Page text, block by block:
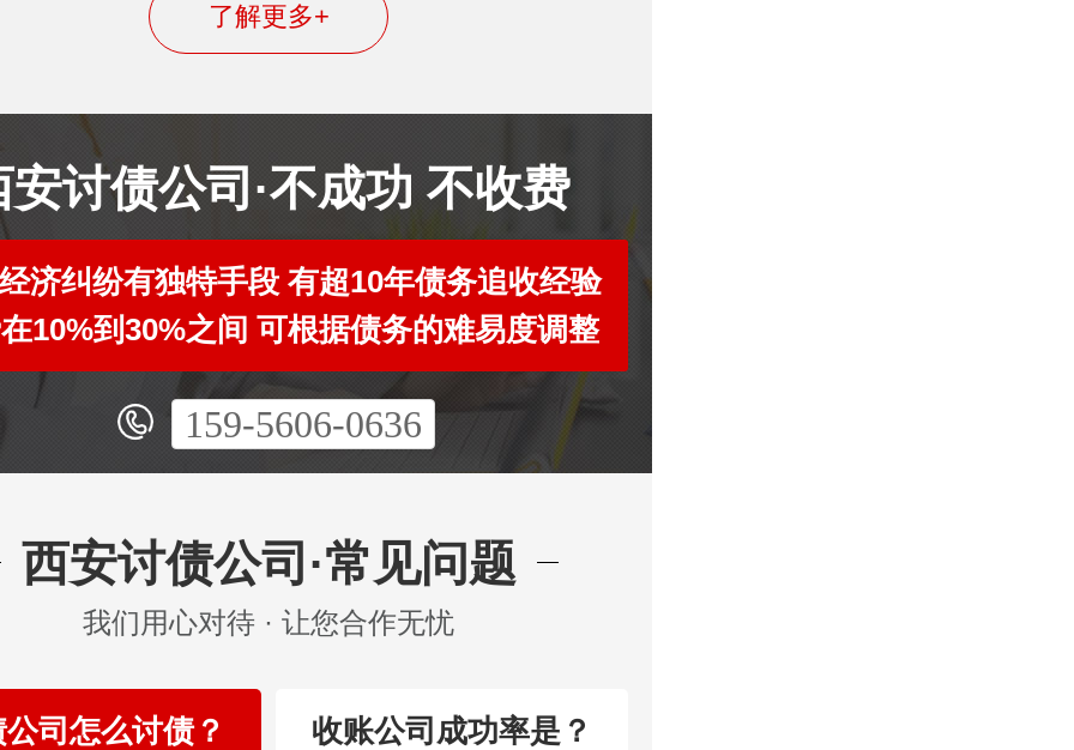
了解更多+
安讨债公司·不成功 不收费
济纠纷有独特手段 有超10年债务追收经验
10%到30%之间 可根据债务的难易度调整
159-5606-0636
西安讨债公司·常见问题
我们用心对待 · 让您合作无忧
司怎么讨债？ 收账公司成功率是？